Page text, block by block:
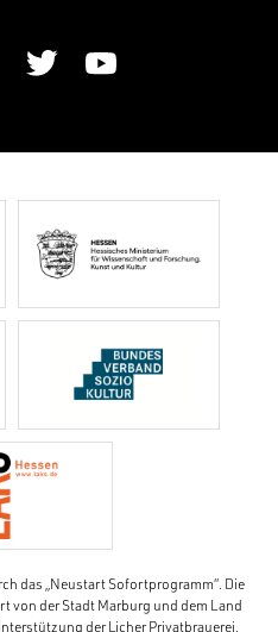
das „Neustart Sofortprogramm“. Die
von der Stadt Marburg und dem Land
der Licher Privatbrauerei.